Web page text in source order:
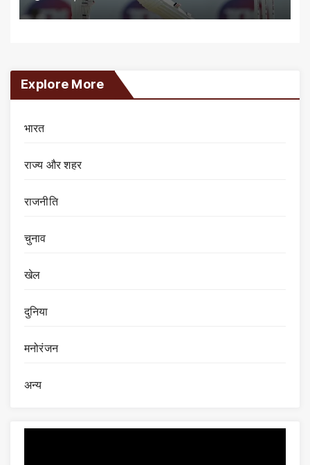
Explore More
भारत
राज्य और शहर
राजनीति
चुनाव
खेल
दुनिया
मनोरंजन
अन्य